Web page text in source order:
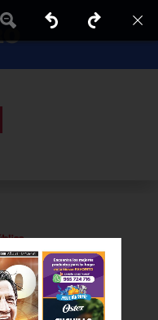
DE: